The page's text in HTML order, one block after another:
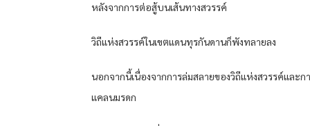
หลังจากการต่อสู้บนเส้นทางสวรรค์
วิถีแห่งสวรรค์ในเขตแดนทุรกันดานก็พังทลายลง
นอกจากนี้เนื่องจากการล่มสลายของวิถีแห่งสวรรค์และก
แคลนมรดก